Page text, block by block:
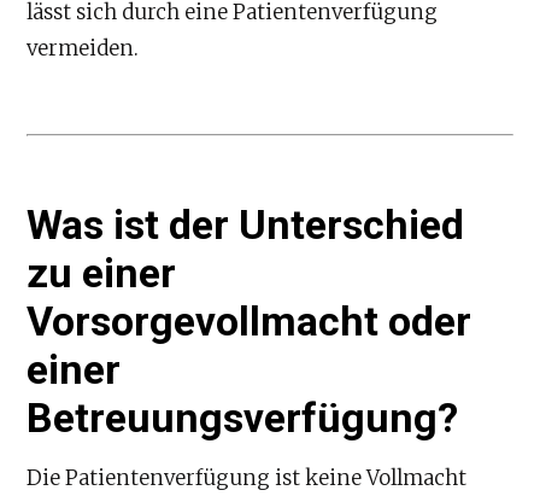
lässt sich durch eine Patientenverfügung
vermeiden.
Was ist der Unterschied
zu einer
Vorsorgevollmacht oder
einer
Betreuungsverfügung?
Die Patientenverfügung ist keine Vollmacht